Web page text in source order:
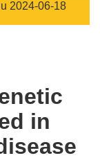
2024-06-18
in